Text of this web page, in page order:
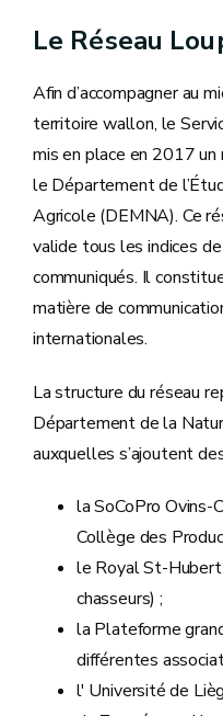
Le Réseau
Afin d’accompagner au
territoire wallon, le
mis en place en 2017 un
le Département de
Agricole (DEMNA). Ce
valide tous les indices
communiqués. Il
matière de
internationales.
La structure du réseau
Département de la
auxquelles s’ajoutent
la SoCoPro Ovins-
Collège des
le Royal St-
chasseurs) ;
la Plateforme
différentes
l' Université de